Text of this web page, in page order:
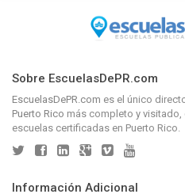
Sobre EscuelasDePR.com
EscuelasDePR.com es el único
Puerto Rico más completo y
escuelas certificadas en Puerto Rico.
Información Adicional